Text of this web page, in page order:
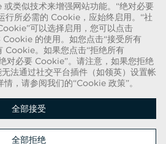
类似技术来增强网站功能。“绝对必要
行所必需的 Cookie，应始终启用。“社
可以选择启用，您可以点击
的使用。如您点击“接受所有
Cookie。如果您点击“拒绝所有
对必要 Cookie”。请注意，如果您拒绝
法通过社交平台插件（如领英）设置帐
，请参阅我们的“Cookie 政策”。
全部接受
全部拒绝
于欺诈的警告
段，有人假扮成招聘人员，谎称可提供瑰丽酒
名称中带有“瑰丽”字样的网络电子邮件帐户实
被要求提供个人身份证明的复印件并汇款，以
诈行为。瑰丽酒店集团不会要求求职者提供任
权所有 © 2026